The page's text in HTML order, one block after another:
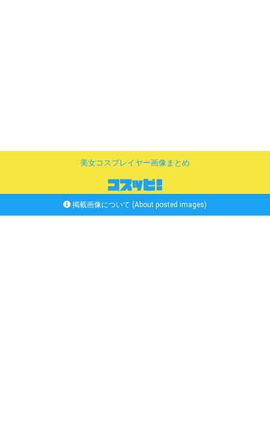
美女コスプレイヤー画像まとめ
掲載画像について (About posted images)